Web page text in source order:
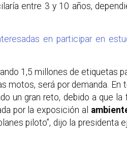
entre 3 y 10 años,
en participar en
1,5 millones de etiquetas
motos, será por demanda. En
un gran reto, debido a que la
por la exposición al
piloto”, dijo la presidenta